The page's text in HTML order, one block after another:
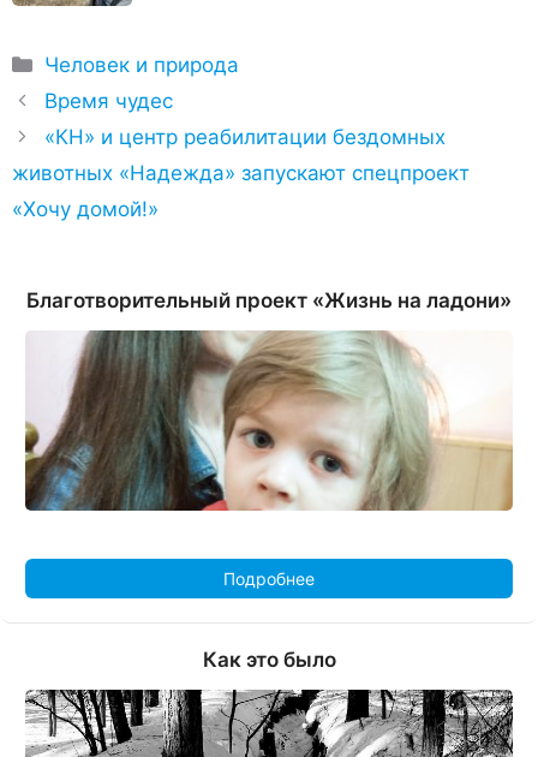
Рубрики
Человек и природа
Время чудес
«КН» и центр реабилитации бездомных
животных «Надежда» запускают спецпроект
«Хочу домой!»
Благотворительный проект «Жизнь на ладони»
Подробнее
Как это было